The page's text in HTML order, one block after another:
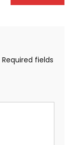
Required fields